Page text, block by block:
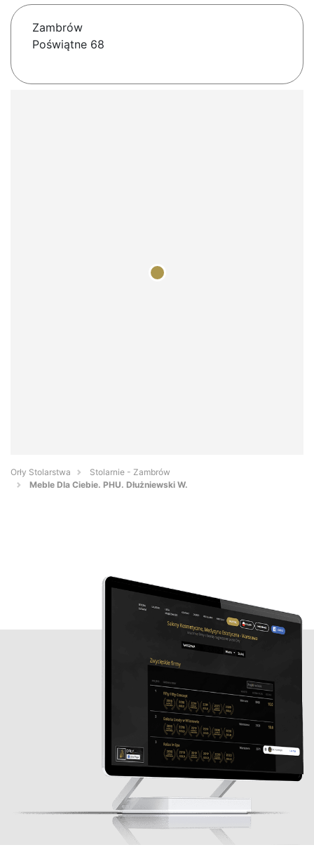
Zambrów
Poświątne 68
Orły Stolarstwa
Stolarnie - Zambrów
Meble Dla Ciebie. PHU. Dłużniewski W.